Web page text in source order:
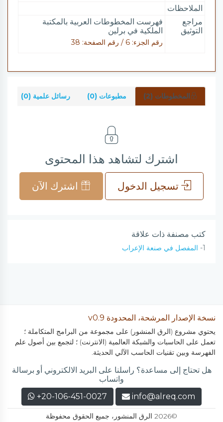
الملاحظات
مراجع
التوثيق
فهرست المخطوطات العربية بالمكتبة
الملكية في برلين
رقم الجزء: 6 / رقم الصفحة: 38
المخطوطات (2) مطبوعات (0) رسائل علمية (0)
اشترك لتشاهد هذا المحتوى
تسجيل الدخول اشترك الآن
كتب مصنفة ذات علاقة
1- المفصل في صنعة الإعراب
نسخة الإصدار المرشحة، المحدودة v0.9
يحتوي مشروع (الرق المنشور) على مجموعة من البرامج المتكاملة ؛
تعمل على الحاسبات والشبكة العالمية (الانترنت) ؛ لتجمع بين أصول علم
الفهرسة وبين تقنيات الحاسب الآلي الحديثة.
هل تحتاج إلى مساعدة؟ راسلنا على البريد الالكتروني أو برسالة
واتساب
info@alreq.com
+20-106-451-0027
©2026 الرق المنشور، جميع الحقوق محفوظة